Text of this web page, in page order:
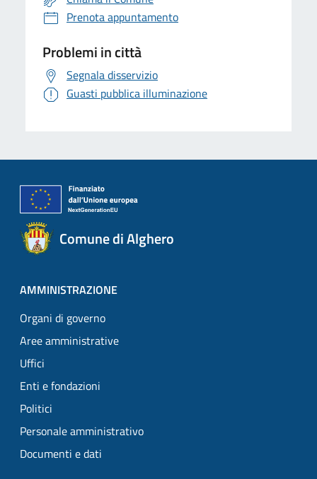
Prenota appuntamento
Problemi in città
Segnala disservizio
Guasti pubblica illuminazione
Comune di Alghero
AMMINISTRAZIONE
Organi di governo
Aree amministrative
Uffici
Enti e fondazioni
Politici
Personale amministrativo
Documenti e dati